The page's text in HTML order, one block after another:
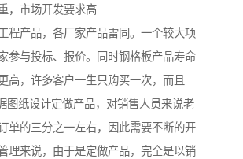
，市场开发要求高
程产品，各厂家产品雷同。一个较大项
参与投标、报价。同时钢格板产品寿命
高，许多客户一生只购买一次，而且
图纸设计定做产品，对销售人员来说老
单的三分之一左右，因此需要不断的开
理来说，由于是定做产品，完全是以销